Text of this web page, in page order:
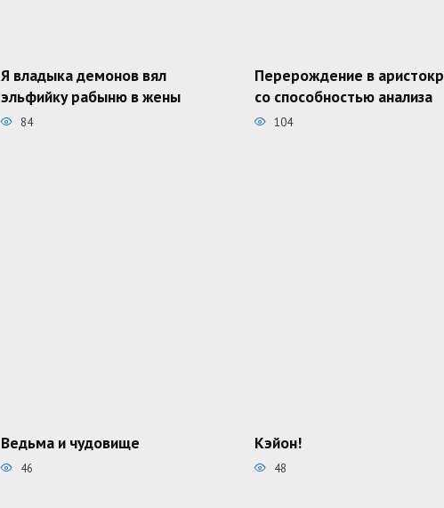
Я владыка демонов вял
эльфийку рабыню в жены
84
Перерождение в
со способностью анализа
104
Ведьма и чудовище
46
Кэйон!
48